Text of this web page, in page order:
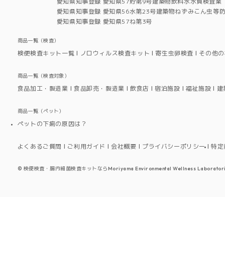
愛知県知事登録 愛知県56水第23号建築物ねずみこん虫等
愛知県知事登録 愛知県57ね第3号
商品一覧（検査）
検便検査キット一覧 ノロウィルス検査キット 寄生虫卵検査 その他
商品一覧（検査対象）
食品加工・製造業 食品卸売・製造業 飲食店 宿泊施設 福祉施設
商品一覧（ペット）
ペットの下痢の原因は？
よくあるご質問 ご利用ガイド 会社概要 プライバシーポリシー 特
© 検便検査・腸内細菌検査キットならMoriyama Environmental Wellness